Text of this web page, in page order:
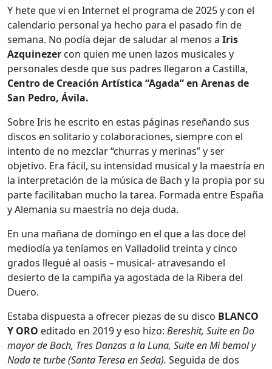
Y hete que vi en Internet el programa de 2025 y con el
calendario personal ya hecho para el pasado fin de
semana. No podía dejar de saludar al menos a Iris
Azquinezer con quien me unen lazos musicales y
personales desde que sus padres llegaron a Castilla,
Centro de Creación Artística “Agada” en Arenas de
San Pedro, Ávila.
Sobre Iris he escrito en estas páginas reseñando sus
discos en solitario y colaboraciones, siempre con el
intento de no mezclar “churras y merinas” y ser
objetivo. Era fácil, su intensidad musical y la maestría en
la interpretación de la música de Bach y la propia por su
parte facilitaban mucho la tarea. Formada entre España
y Alemania su maestría no deja duda.
En una mañana de domingo en el que a las doce del
mediodía ya teníamos en Valladolid treinta y cinco
grados llegué al oasis – musical- atravesando el
desierto de la campiña ya agostada de la Ribera del
Duero.
Estaba dispuesta a ofrecer piezas de su disco BLANCO
Y ORO editado en 2019 y eso hizo: Bereshit, Suite en Do
mayor de Bach, Tres Danzas a la Luna, Suite en Mi bemol y
Nada te turbe (Santa Teresa en Seda). Seguida de dos